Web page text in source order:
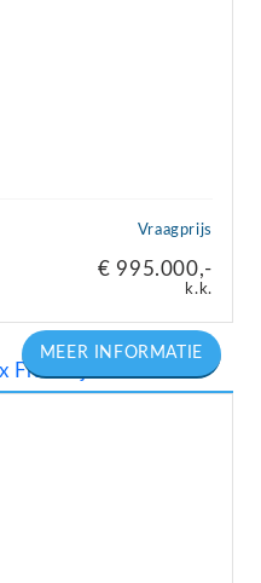
Vraagprijs
€ 995.000,-
k.k.